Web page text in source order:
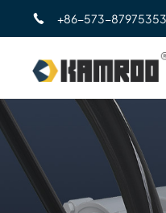
+86-573-87975353